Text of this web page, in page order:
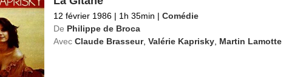
12 février 1986 | 1h 35min | Comédie
De Philippe de Broca
Avec Claude Brasseur, Valérie Kaprisky, Martin Lamotte